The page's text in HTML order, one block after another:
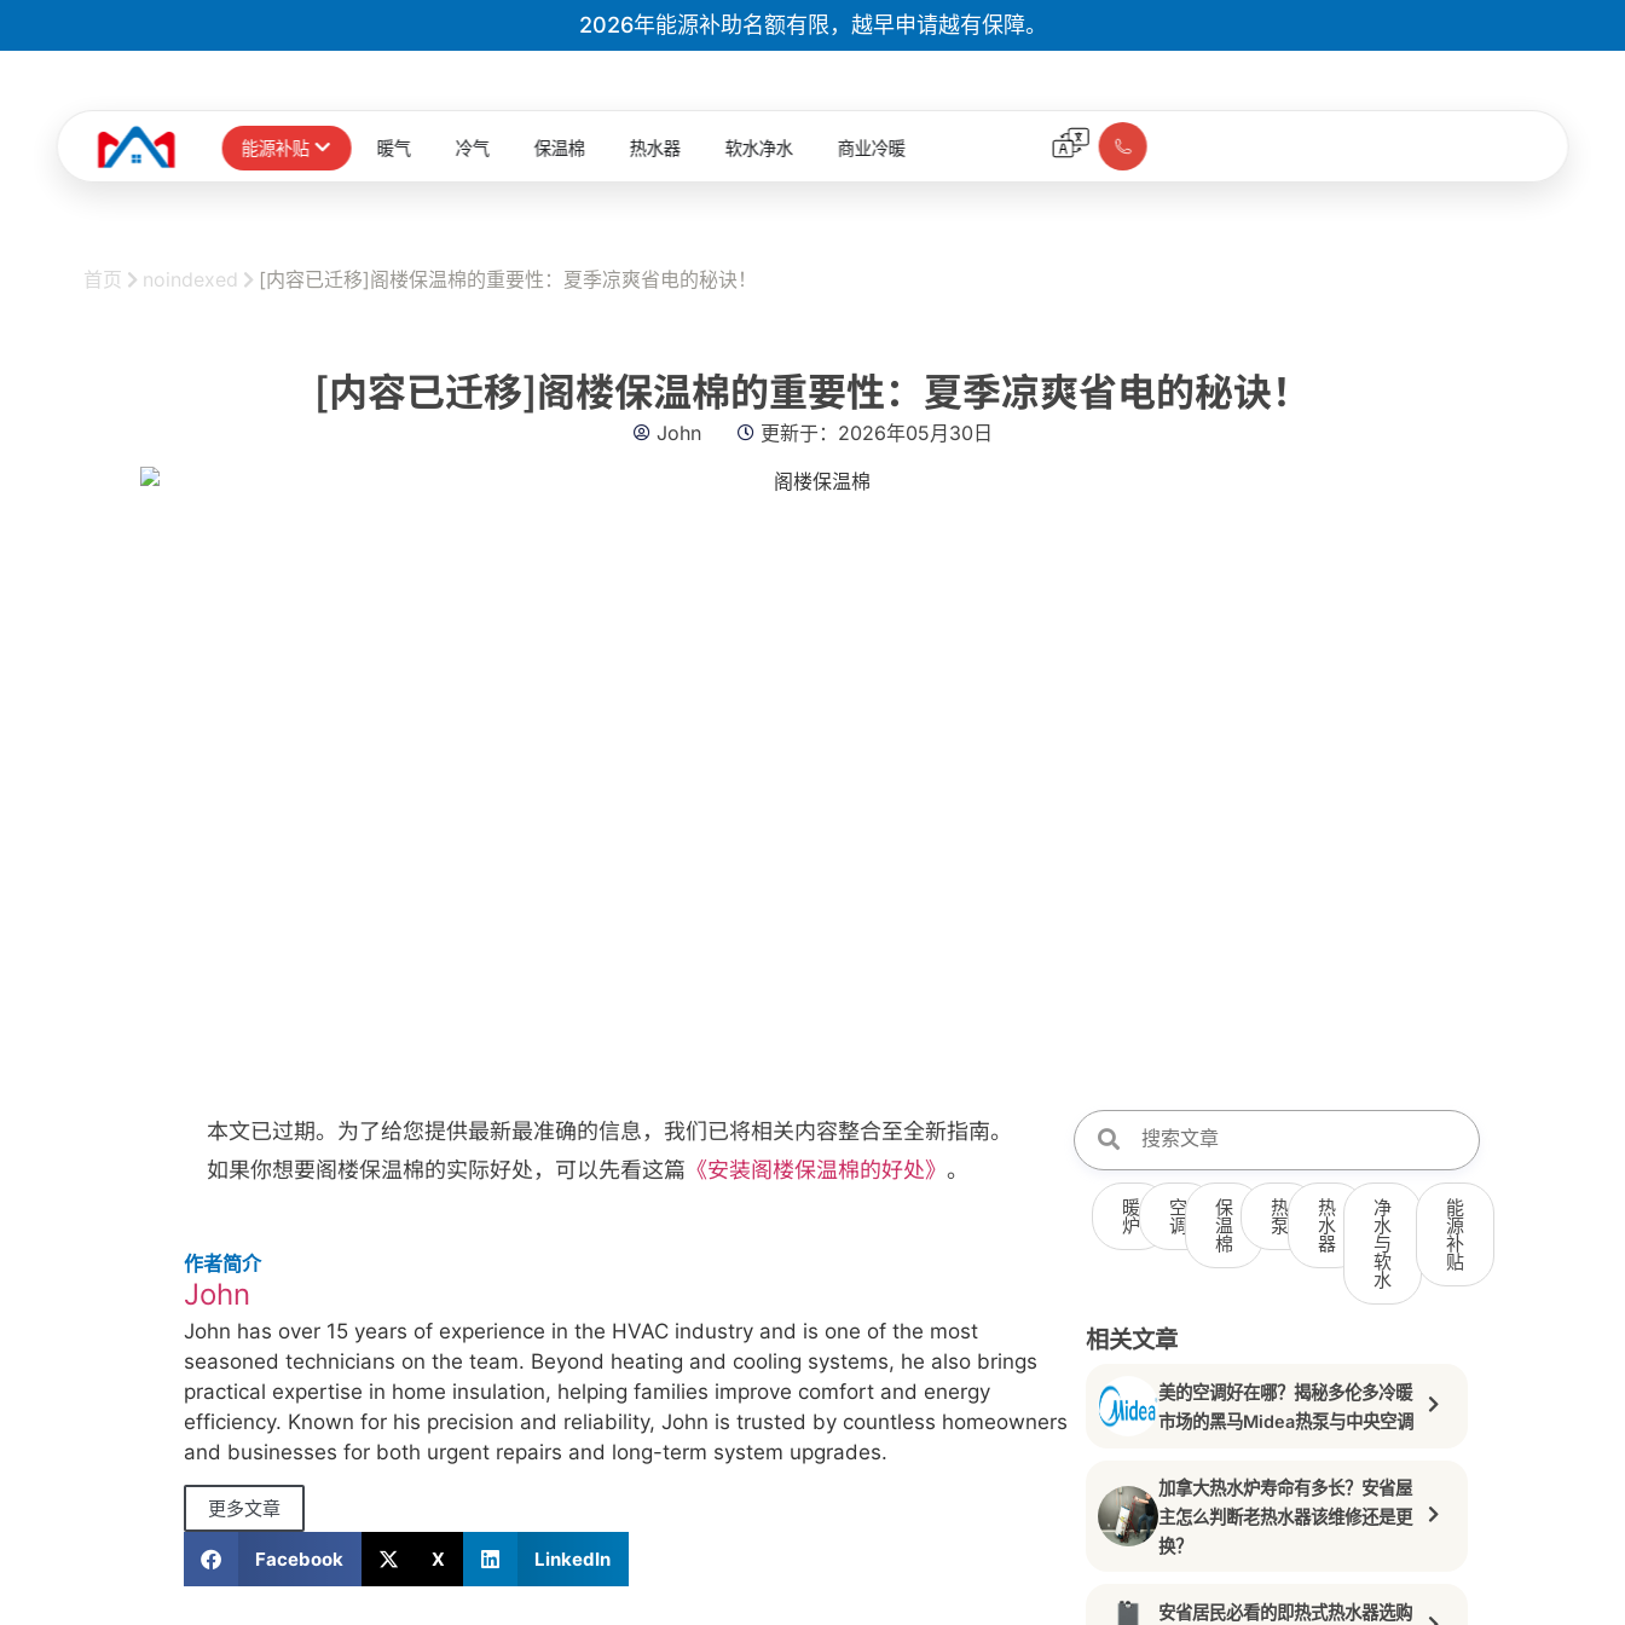
2026年能源补助名额有限，越早申请越有保障。
能源补贴 暖气 冷气 保温棉 热水器 软水净水 商业冷暖
首页 noindexed [内容已迁移]阁楼保温棉的重要性：夏季凉爽省电的秘诀！
[内容已迁移]阁楼保温棉的重要性：夏季凉爽省电的秘诀！
John 更新于： 2026年05月30日
本文已过期。为了给您提供最新最准确的信息，我们已将相关内容整合至全新指南。
如果你想要阁楼保温棉的实际好处，可以先看这篇 《安装阁楼保温棉的好处》 。
作者简介
John
John has over 15 years of experience in the HVAC industry and is one of the most
seasoned technicians on the team. Beyond heating and cooling systems, he also brings
practical expertise in home insulation, helping families improve comfort and energy
efficiency. Known for his precision and reliability, John is trusted by countless homeowners
and businesses for both urgent repairs and long-term system upgrades.
更多文章
Facebook X LinkedIn
暖
炉
空
调
保
温
棉
热
泵
热
水
器
净
水
与
软
水
能
源
补
贴
相关文章
美的空调好在哪？揭秘多伦多冷暖
市场的黑马Midea热泵与中央空调
加拿大热水炉寿命有多长？安省屋
主怎么判断老热水器该维修还是更
换？
安省居民必看的即热式热水器选购